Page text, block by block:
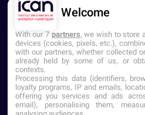
NOUS CONTACTER
Établissement d'Enseignement
Supérieur Privé
Welcome
With our 7 partners, we wish to store
devices (cookies, pixels, etc.),
with our partners, whether collected
already held by some of us, or
contexts.
Processing this data (identifiers,
loyalty programs, IP and emails,
offering you services and ads
email), personalising them,
analysing audiences.